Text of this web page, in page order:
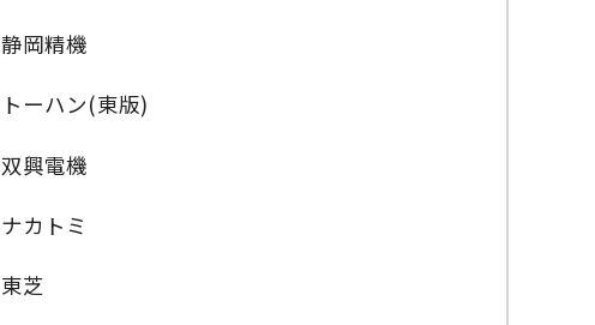
静岡精機
トーハン(東版)
双興電機
ナカトミ
東芝